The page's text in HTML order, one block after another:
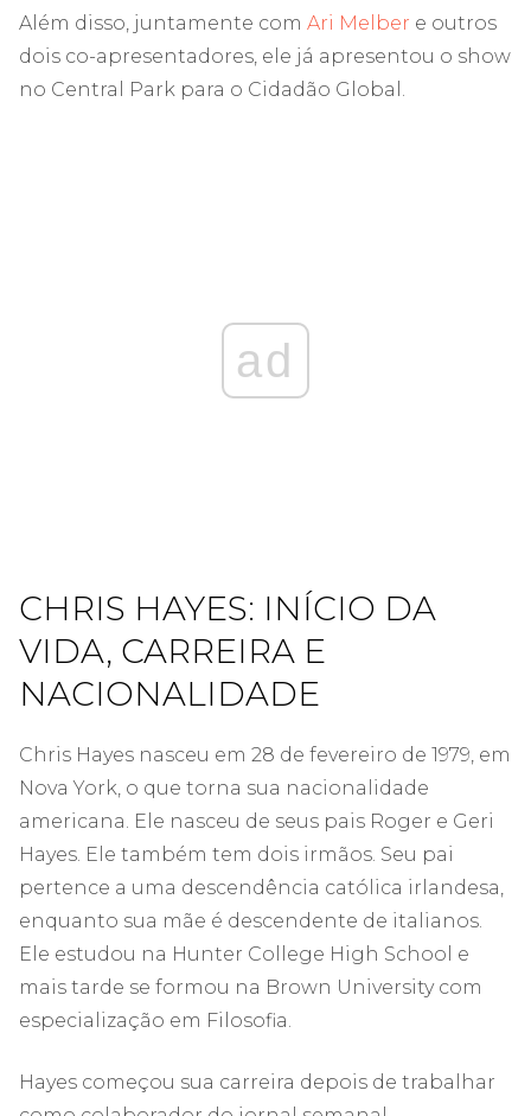
Além disso, juntamente com Ari Melber e outros
dois co-apresentadores, ele já apresentou o show
no Central Park para o Cidadão Global.
ad
CHRIS HAYES: INÍCIO DA
VIDA, CARREIRA E
NACIONALIDADE
Chris Hayes nasceu em 28 de fevereiro de 1979, em
Nova York, o que torna sua nacionalidade
americana. Ele nasceu de seus pais Roger e Geri
Hayes. Ele também tem dois irmãos. Seu pai
pertence a uma descendência católica irlandesa,
enquanto sua mãe é descendente de italianos.
Ele estudou na Hunter College High School e
mais tarde se formou na Brown University com
especialização em Filosofia.
Hayes começou sua carreira depois de trabalhar